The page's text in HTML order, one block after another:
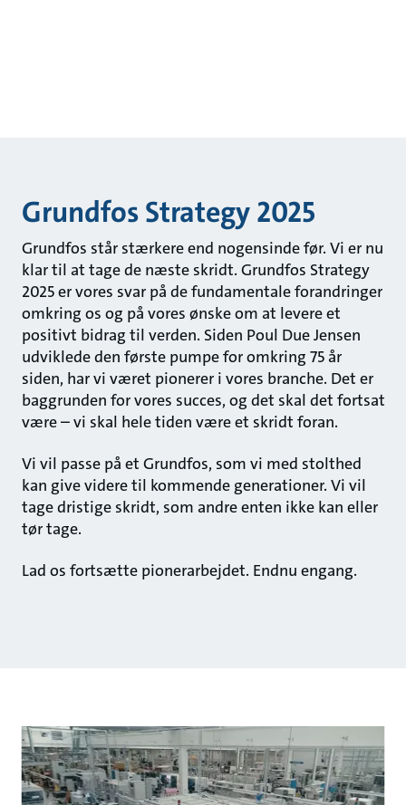
Grundfos Strategy 2025
Grundfos står stærkere end nogensinde før. Vi er nu
klar til at tage de næste skridt. Grundfos Strategy
2025 er vores svar på de fundamentale forandringer
omkring os og på vores ønske om at levere et
positivt bidrag til verden. Siden Poul Due Jensen
udviklede den første pumpe for omkring 75 år
siden, har vi været pionerer i vores branche. Det er
baggrunden for vores succes, og det skal det fortsat
være – vi skal hele tiden være et skridt foran.
Vi vil passe på et Grundfos, som vi med stolthed
kan give videre til kommende generationer. Vi vil
tage dristige skridt, som andre enten ikke kan eller
tør tage.
Lad os fortsætte pionerarbejdet. Endnu engang.